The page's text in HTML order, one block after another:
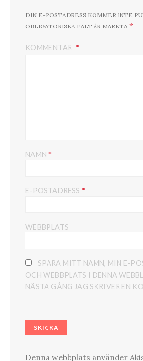
DIN E-POSTADRESS KOMMER INTE
OBLIGATORISKA FÄLT ÄR MÄRKTA *
KOMMENTAR
NAMN *
E-POSTADRESS *
WEBBPLATS
SPARA MITT NAMN, MIN E-
OCH WEBBPLATS I DENNA
NÄSTA GÅNG JAG SKRIVER EN
Denna webbplats använder